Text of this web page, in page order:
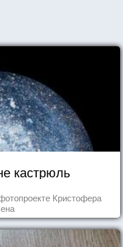
кастрюль
Кристофера